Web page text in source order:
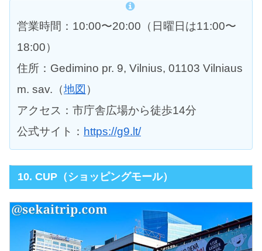
営業時間：10:00〜20:00（日曜日は11:00〜
18:00）
住所：Gedimino pr. 9, Vilnius, 01103 Vilniaus
m. sav.（地図 ）
アクセス：市庁舎広場から徒歩14分
公式サイト： https://g9.lt/
10. CUP（ショッピングモール）